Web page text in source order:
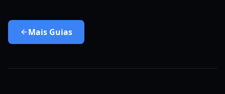
Mais Guias